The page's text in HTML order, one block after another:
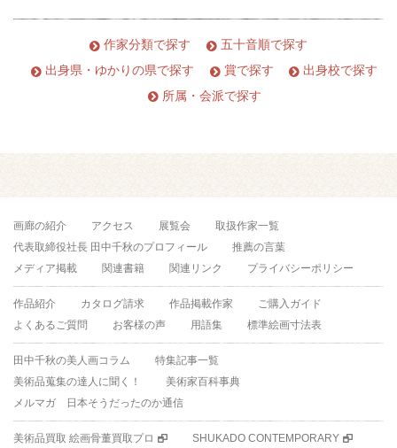
作家分類で探す
五十音順で探す
出身県・ゆかりの県で探す
賞で探す
出身校で探す
所属・会派で探す
画廊の紹介 アクセス 展覧会
取扱作家一覧
代表取締役社長 田中千秋のプロフィール
推薦の言葉
メディア掲載
関連書籍 関連リンク プライバシーポリシー
作品紹介 カタログ請求 作品掲載作家
ご購入ガイド
よくあるご質問
お客様の声 用語集 標準絵画寸法表
田中千秋の美人画コラム
特集記事一覧
美術品蒐集の達人に聞く！
美術家百科事典
メルマガ 日本そうだったのか通信
美術品買取 絵画骨董買取プロ SHUKADO CONTEMPORARY